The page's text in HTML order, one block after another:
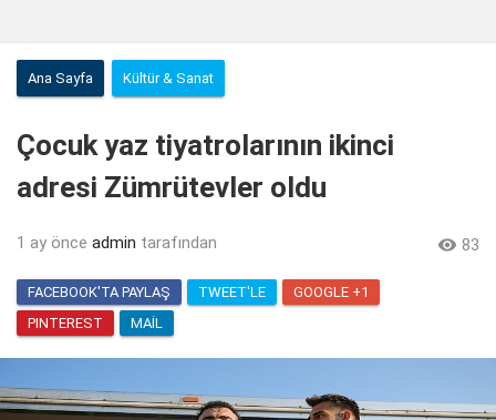
Ana Sayfa Kültür & Sanat
Çocuk yaz tiyatrolarının ikinci
adresi Zümrütevler oldu
1 ay önce admin tarafından  83
FACEBOOK'TA PAYLAŞ TWEET'LE
GOOGLE +1
PINTEREST
MAIL